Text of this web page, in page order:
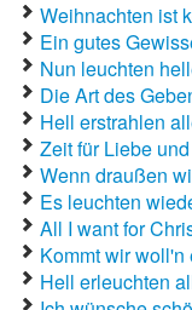
Weihnachten ist
Ein gutes
Nun leuchten
Die Art des
Hell erstrahlen
Zeit für Liebe
Wenn draußen
Es leuchten
All I want for
Kommt wir
Hell erleuchten